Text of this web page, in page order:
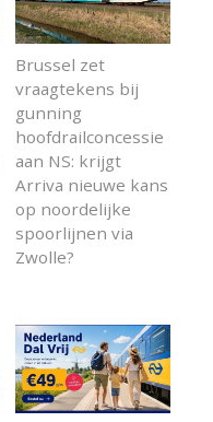
Brussel zet
vraagtekens bij
gunning
hoofdrailconcessie
aan NS: krijgt
Arriva nieuwe kans
op noordelijke
spoorlijnen via
Zwolle?